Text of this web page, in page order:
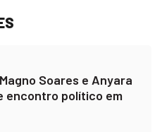
Soares e Anyara
encontro político em